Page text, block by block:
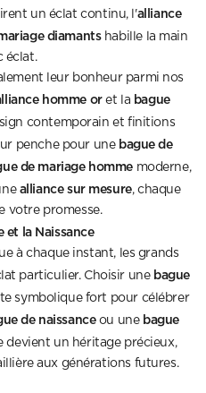
un éclat continu, l'alliance
diamantshabille la main
éclat.
leur bonheur parmi nos
homme oret la bague
contemporain et finitions
penche pour une bague de
de mariage homme moderne,
alliance sur mesure, chaque
votre promesse.
et la Naissance
à chaque instant, les grands
particulier. Choisir une bague
symbolique fort pour célébrer
de naissanceou une bague
un héritage précieux,
aux générations futures.